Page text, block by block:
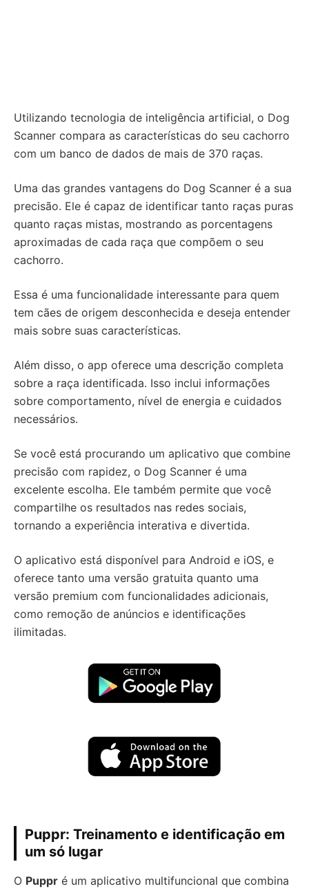
Utilizando tecnologia de inteligência artificial, o Dog
Scanner compara as características do seu cachorro
com um banco de dados de mais de 370 raças.
Uma das grandes vantagens do Dog Scanner é a sua
precisão. Ele é capaz de identificar tanto raças puras
quanto raças mistas, mostrando as porcentagens
aproximadas de cada raça que compõem o seu
cachorro.
Essa é uma funcionalidade interessante para quem
tem cães de origem desconhecida e deseja entender
mais sobre suas características.
Além disso, o app oferece uma descrição completa
sobre a raça identificada. Isso inclui informações
sobre comportamento, nível de energia e cuidados
necessários.
Se você está procurando um aplicativo que combine
precisão com rapidez, o Dog Scanner é uma
excelente escolha. Ele também permite que você
compartilhe os resultados nas redes sociais,
tornando a experiência interativa e divertida.
O aplicativo está disponível para Android e iOS, e
oferece tanto uma versão gratuita quanto uma
versão premium com funcionalidades adicionais,
como remoção de anúncios e identificações
ilimitadas.
Puppr: Treinamento e identificação em
um só lugar
O Puppr é um aplicativo multifuncional que combina